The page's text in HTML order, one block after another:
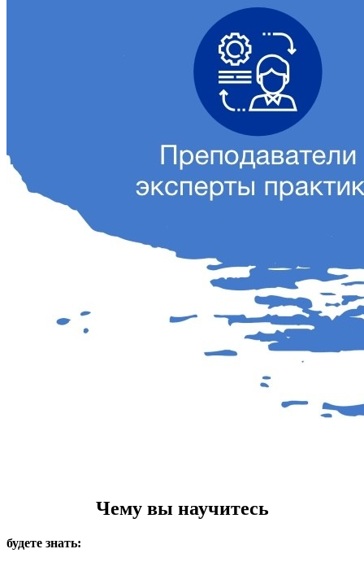
Чему вы научитесь
будете знать: